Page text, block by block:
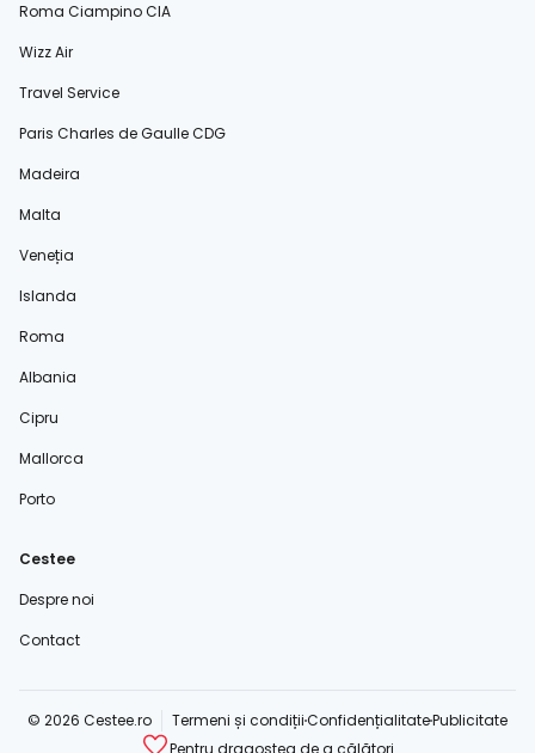
Roma Ciampino CIA
Wizz Air
Travel Service
Paris Charles de Gaulle CDG
Madeira
Malta
Veneția
Islanda
Roma
Albania
Cipru
Mallorca
Porto
Cestee
Despre noi
Contact
© 2026 Cestee.ro Termeni și condițiiConfidențialitatePublicitate
Pentru dragostea de a călători